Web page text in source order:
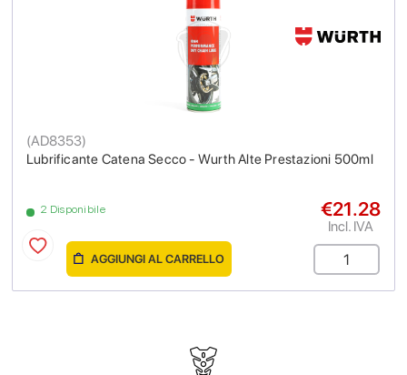
Lubrificante Catena Secco - Wurth Alte Prestazioni 500ml
(AD8353)
2 Disponibile €21.28
Incl. IVA
AGGIUNGI AL CARRELLO